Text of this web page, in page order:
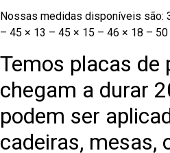
Nossas medidas disponíveis são:
– 45 × 13 – 45 × 15 – 46 × 18 –
Temos placas de
chegam a durar
podem ser
cadeiras, mesas,